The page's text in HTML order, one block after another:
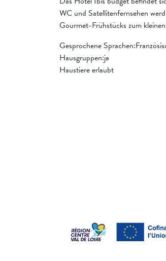
WC und Satellitenfernsehen
Gourmet-Frühstücks zum
Gesprochene
Hausgruppen:ja
Haustiere erlaubt